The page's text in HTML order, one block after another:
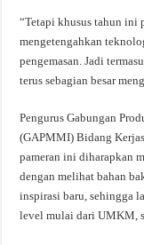
“Tetapi khusus tahun ini
mengetengahkan
pengemasan. Jadi
terus sebagian besar
Pengurus Gabungan
(GAPMMI) Bidang
pameran ini diharapkan
dengan melihat bahan
inspirasi baru, sehingga
level mulai dari UMKM,